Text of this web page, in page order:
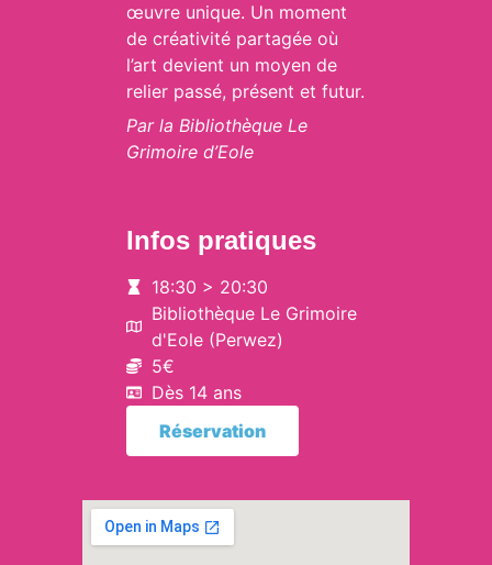
œuvre unique. Un moment
de créativité partagée où
l’art devient un moyen de
relier passé, présent et futur.
Par la Bibliothèque Le
Grimoire d’Eole
Infos pratiques
18:30 > 20:30
Bibliothèque Le Grimoire
d'Eole (Perwez)
5€
Dès 14 ans
Réservation